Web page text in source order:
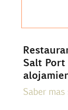
Salt
Saber